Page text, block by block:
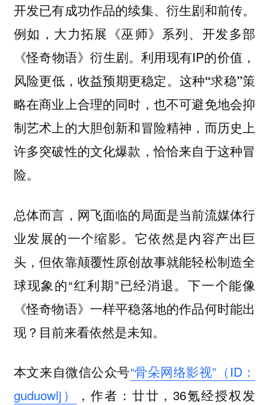
开发已有成功作品的续集、衍生剧和前传。
例如，大力拓展《巫师》系列、开发多部
《怪奇物语》衍生剧。利用现有IP的价值，
风险更低，收益预期更稳定。 这种“求稳”策
略在商业上合理的同时，也不可避免地会抑
制艺术上的大胆创新和冒险精神，而历史上
许多突破性的文化爆款，恰恰来自于这种冒
险。
总体而言，网飞面临的局面是当前流媒体行
业发展的一个缩影。它依然是内容产出巨
头，但依靠颠覆性原创故事就能轻松制造全
球现象的“红利期”已经消退。下一个能像
《怪奇物语》一样平稳落地的作品何时能出
现？目前来看依然是未知。
本文来自微信公众号“骨朵网络影视”（ID：
guduowlj）
，作者：廿廿，36氪经授权发